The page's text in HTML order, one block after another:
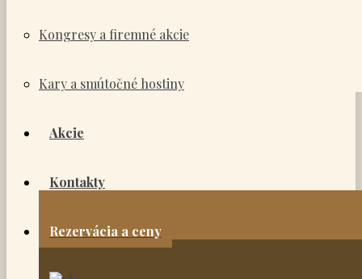
Kongresy a firemné akcie
Kary a smútočné hostiny
Akcie
Kontakty
Rezervácia a ceny